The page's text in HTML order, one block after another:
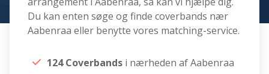
Du kan enten søge og finde coverbands nær
Aabenraa eller benytte vores matching-service.
124 Coverbands i nærheden af Aabenraa